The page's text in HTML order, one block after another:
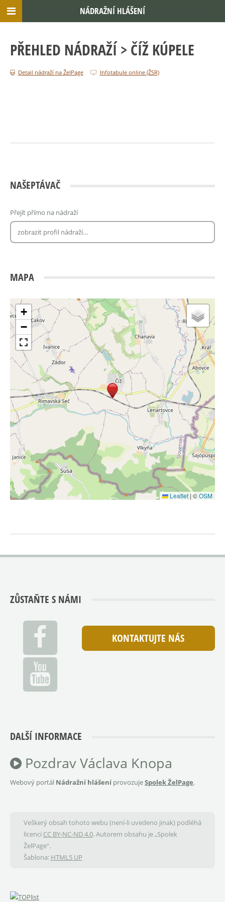
PŘEHLED NÁDRAŽÍ > ČÍŽ KÚPELE
Detail nádraží na ŽelPage Infotabule online (ŽSR)
NAŠEPTÁVAČ
Přejít přímo na nádraží
MAPA
+
−
Leaflet | ©OSM
ZŮSTAŇTE S NÁMI
KONTAKTUJTE NÁS
DALŠÍ INFORMACE
Pozdrav Václava Knopa
Webový portál Nádražní hlášeníprovozujeSpolek ŽelPage.
Veškerý obsah tohoto webu (není-li uvedeno jinak) podléhá
licenci CC BY-NC-ND 4.0. Autorem obsahu je „Spolek
ŽelPage“.
Šablona: HTML5 UP
NÁDRAŽNÍ HLÁŠENÍ